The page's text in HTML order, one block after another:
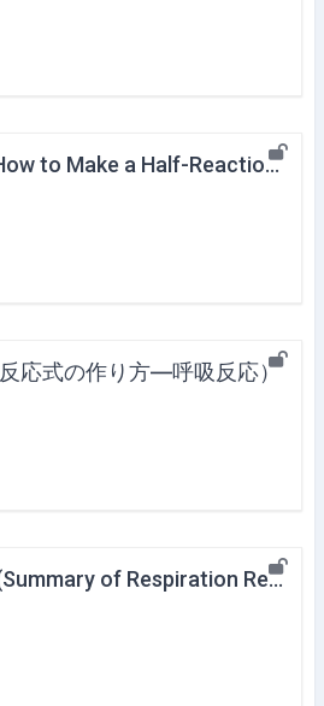
Redox Reaction (How to Make a Half-Reaction Equation - Respiration Reaction)
応式の作り方―呼吸反応）
Redox Reactions (Summary of Respiration Reactions, Generalization of Half-Reaction Equations)